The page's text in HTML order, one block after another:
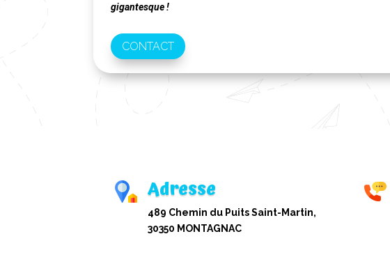
gigantesque !
CONTACT
Adresse
489 Chemin du Puits Saint-Martin,
30350 MONTAGNAC